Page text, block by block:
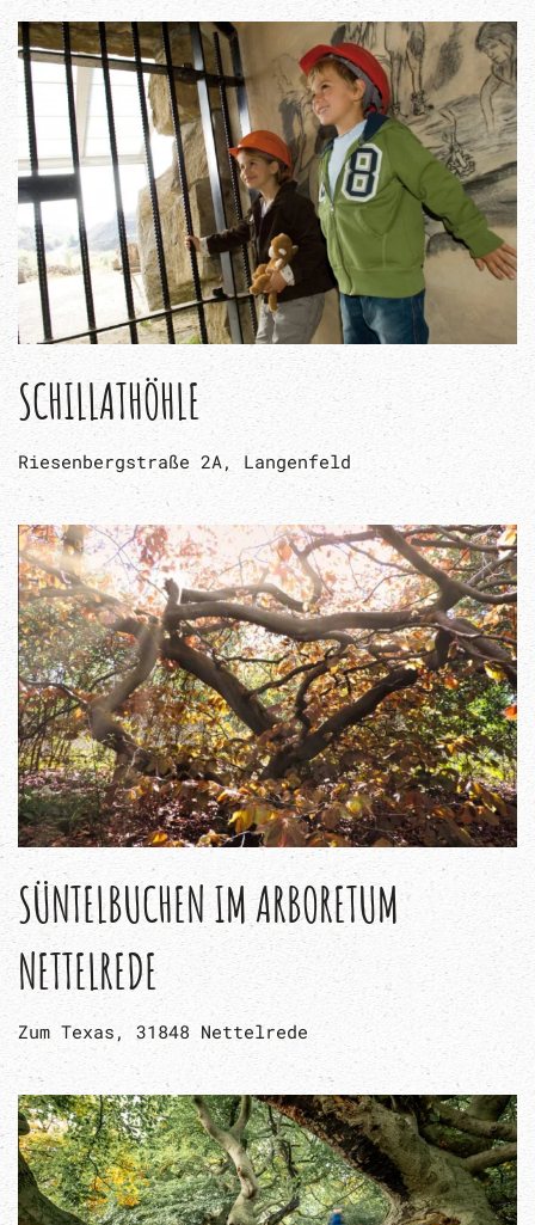
SCHILLATHÖHLE
Riesenbergstraße 2A, Langenfeld
SÜNTELBUCHEN IM ARBORETUM
NETTELREDE
Zum Texas, 31848 Nettelrede